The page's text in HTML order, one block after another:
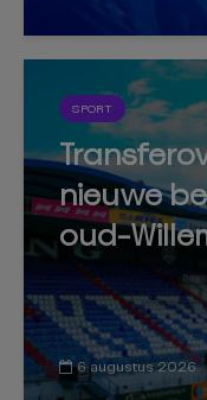
SPORT
nieuwe
oud-
6 augustus 2026